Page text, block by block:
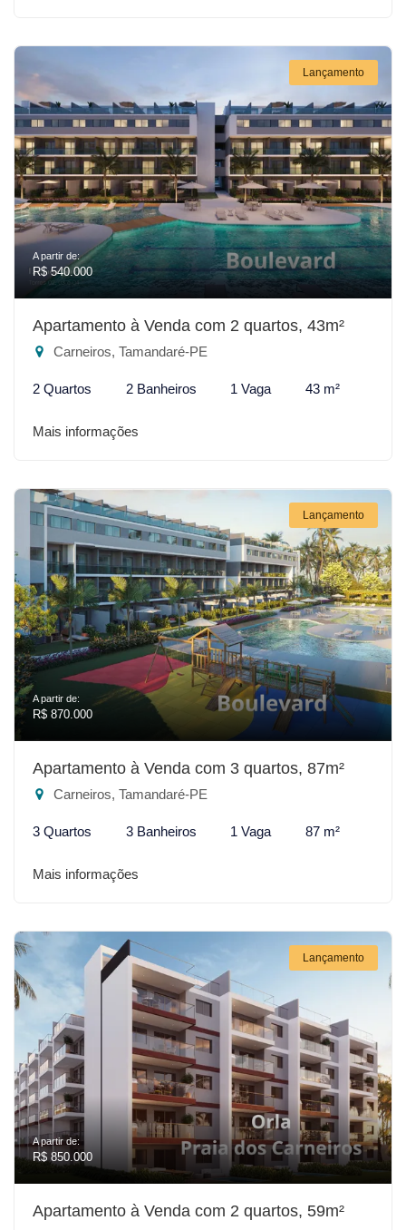
Lançamento
A partir de:
R$ 540.000
Apartamento à Venda com 2 quartos, 43m²
Carneiros, Tamandaré-PE
2 Quartos 2 Banheiros 1 Vaga 43 m²
Mais informações
Lançamento
A partir de:
R$ 870.000
Apartamento à Venda com 3 quartos, 87m²
Carneiros, Tamandaré-PE
3 Quartos 3 Banheiros 1 Vaga 87 m²
Mais informações
Lançamento
A partir de:
R$ 850.000
Apartamento à Venda com 2 quartos, 59m²